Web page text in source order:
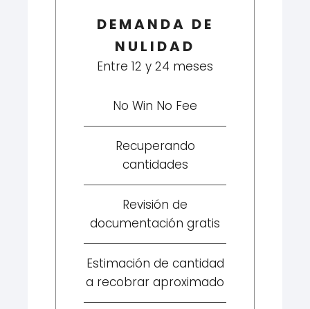
DEMANDA DE
NULIDAD
Entre 12 y 24 meses
No Win No Fee
Recuperando
cantidades
Revisión de
documentación gratis
Estimación de cantidad
a recobrar aproximado